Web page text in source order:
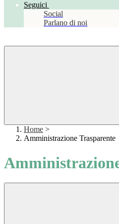
Seguici
Social
Parlano di noi
Home >
Amministrazione Trasparente